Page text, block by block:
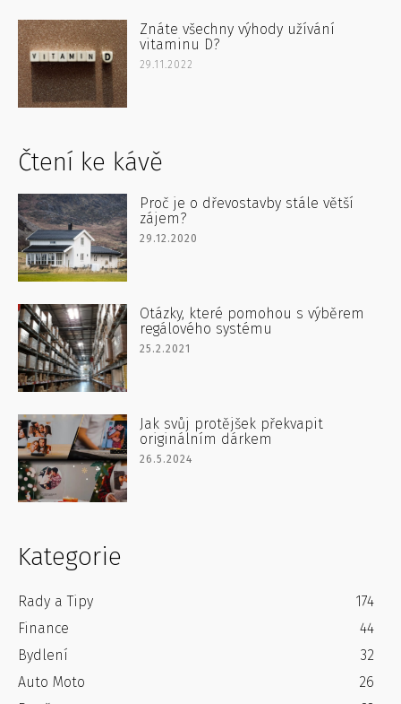
Znáte všechny výhody užívání
vitaminu D?
29.11.2022
Čtení ke kávě
Proč je o dřevostavby stále větší
zájem?
29.12.2020
Otázky, které pomohou s výběrem
regálového systému
25.2.2021
Jak svůj protějšek překvapit
originálním dárkem
26.5.2024
Kategorie
Rady a Tipy
174
Finance
44
Bydlení
32
Auto Moto
26